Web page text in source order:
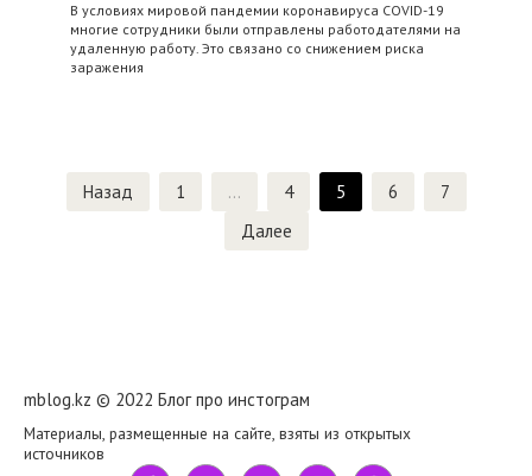
В условиях мировой пандемии коронавируса COVID-19
многие сотрудники были отправлены работодателями на
удаленную работу. Это связано со снижением риска
заражения
НавигацияНазад 1 … 4 5 6
7
Далее
mblog.kz © 2022 Блог про инстограм
Материалы, размещенные на сайте, взяты из открытых
источников